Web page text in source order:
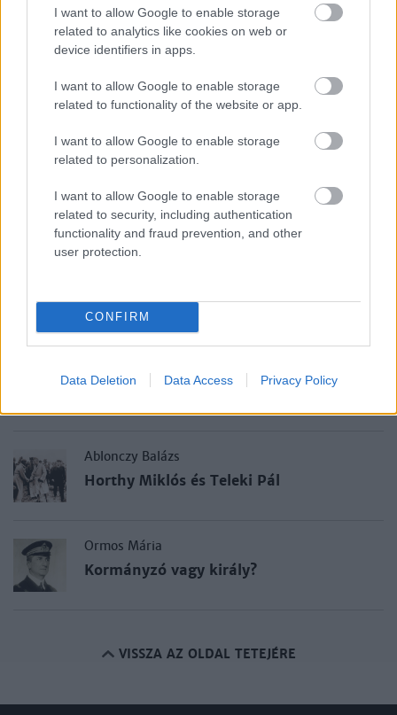
I want to allow Google to enable storage
related to analytics like cookies on web or
device identifiers in apps.
I want to allow Google to enable storage
related to functionality of the website or app.
I want to allow Google to enable storage
related to personalization.
I want to allow Google to enable storage
related to security, including authentication
functionality and fraud prevention, and other
user protection.
CONFIRM
Data Deletion Data Access Privacy Policy
Ablonczy Balázs
A cserkészmozgalom élén
Ablonczy Balázs
Ablonczy Balázs
Az ország élén
Forradalomban és ellenforradalomban
Egy szépreményű fiatalember
Ablonczy Balázs
Horthy Miklós és Teleki Pál
Ormos Mária
Kormányzó vagy király?
VISSZA AZ OLDAL TETEJÉRE